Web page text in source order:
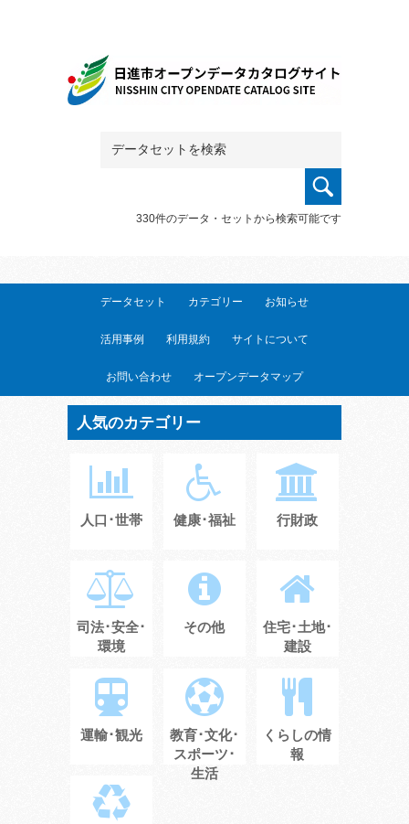
330件のデータ・セットから検索可能です
データセット カテゴリー お知らせ
活用事例 利用規約 サイトについて
お問い合わせ オープンデータマップ
人気のカテゴリー
人口･世帯 健康･福祉 行財政
司法･安全･
環境
その他
住宅･土地･
建設
運輸･観光
教育･文化･
スポーツ･
生活
くらしの情
報